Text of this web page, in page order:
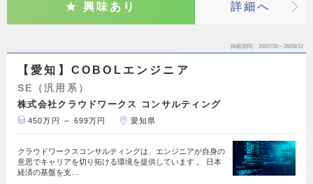
興味あり 詳細へ
掲載期間 26/07/30～26/08/12
【愛知】COBOLエンジニア
SE（汎用系）
株式会社クラウドワークス コンサルティング
450万円 ～ 699万円 愛知県
クラウドワークスコンサルティングは、エンジニアが自身の
意思でキャリアを切り拓ける環境を提供しています 。 日本
経済の基盤を支…